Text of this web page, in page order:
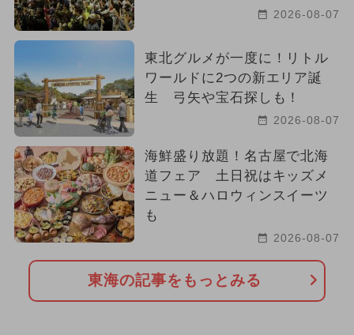
2026-08-07
東北グルメが一度に！リトル
ワールドに2つの新エリア誕
生 弓矢や宝石探しも！
2026-08-07
海鮮盛り放題！名古屋で北海
道フェア 土日祝はキッズメ
ニュー＆ハロウィンスイーツ
も
2026-08-07
東海の記事をもっとみる